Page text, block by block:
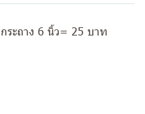
ระถาง 6 นิ้ว= 25 บาท